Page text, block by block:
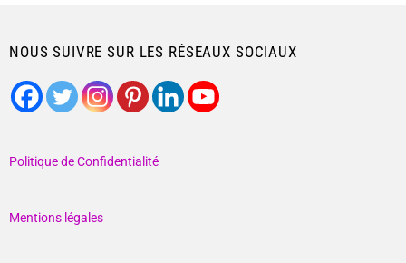
NOUS SUIVRE SUR LES RÉSEAUX SOCIAUX
Politique de Confidentialité
Mentions légales